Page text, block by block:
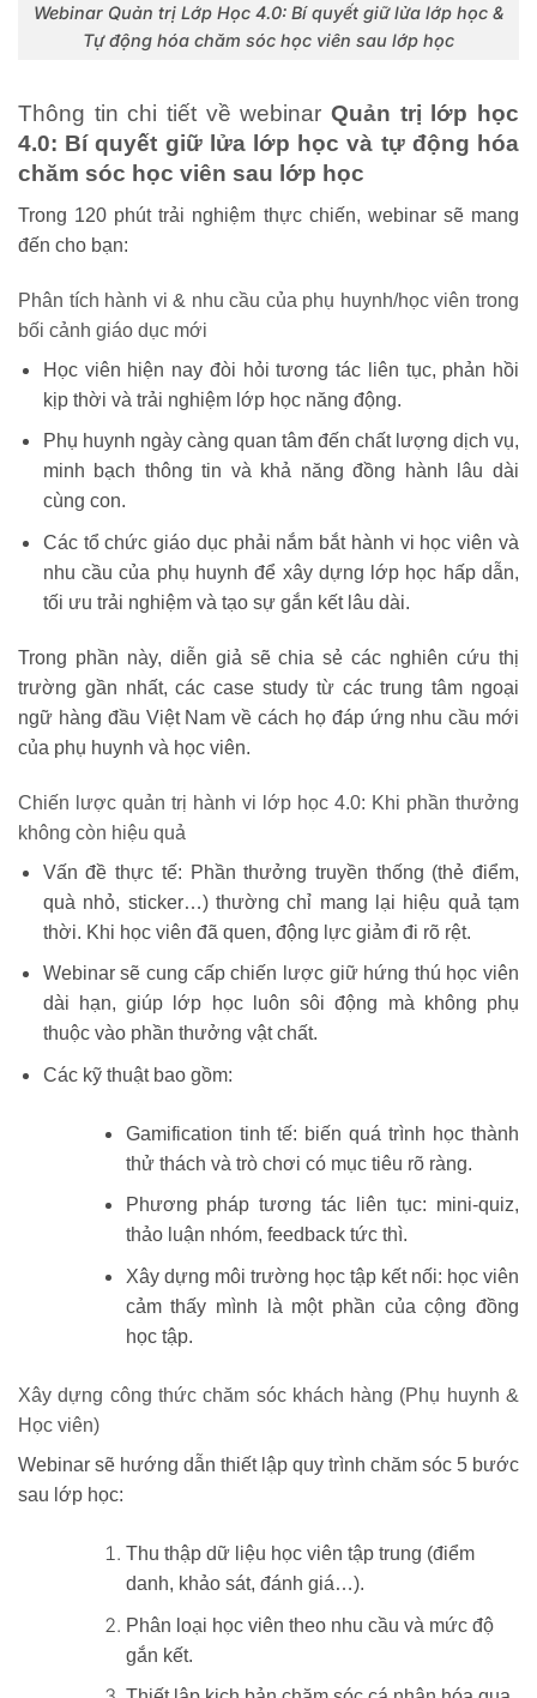
Webinar Quản trị Lớp Học 4.0: Bí quyết giữ lửa lớp học &
Tự động hóa chăm sóc học viên sau lớp học
Thông tin chi tiết về webinar Quản trị lớp học
4.0: Bí quyết giữ lửa lớp học và tự động hóa
chăm sóc học viên sau lớp học
Trong 120 phút trải nghiệm thực chiến, webinar sẽ mang
đến cho bạn:
Phân tích hành vi & nhu cầu của phụ huynh/học viên trong
bối cảnh giáo dục mới
Học viên hiện nay đòi hỏitương tác liên tục, phản hồi
kịp thời và trải nghiệm lớp học năng động.
Phụ huynh ngày càng quan tâm đến chất lượng dịch vụ,
minh bạch thông tin và khả năng đồng hành lâu dài
cùng con.
Các tổ chức giáo dục phải nắm bắt hành vi học viên và
nhu cầu của phụ huynh để xây dựng lớp học hấp dẫn,
tối ưu trải nghiệm và tạo sự gắn kết lâu dài.
Trong phần này, diễn giả sẽ chia sẻcác nghiên cứu thị
trường gần nhất, cáccase study từ các trung tâm ngoại
ngữ hàng đầu Việt Nam về cách họ đáp ứng nhu cầu mới
của phụ huynh và học viên.
Chiến lược quản trị hành vi lớp học 4.0: Khi phần thưởng
không còn hiệu quả
Vấn đề thực tế: Phần thưởng truyền thống (thẻ điểm,
quà nhỏ, sticker…) thường chỉ mang lại hiệu quả tạm
thời. Khi học viên đã quen, động lực giảm đi rõ rệt.
Webinar sẽ cung cấpchiến lược giữ hứng thú học viên
dài hạn, giúp lớp học luôn sôi động mà không phụ
thuộc vào phần thưởng vật chất.
Các kỹ thuật bao gồm:
Gamification tinh tế: biến quá trình học thành
thử thách và trò chơi có mục tiêu rõ ràng.
Phương pháp tương tác liên tục: mini-quiz,
thảo luận nhóm, feedback tức thì.
Xây dựng môi trường học tập kết nối: học viên
cảm thấy mình là một phần của cộng đồng
học tập.
Xây dựng công thức chăm sóc khách hàng (Phụ huynh &
Học viên)
Webinar sẽ hướng dẫn thiết lập quy trình chăm sóc 5 bước
sau lớp học:
Thu thập dữ liệu học viên tập trung (điểm
danh, khảo sát, đánh giá…).
Phân loại học viên theo nhu cầu và mức độ
gắn kết.